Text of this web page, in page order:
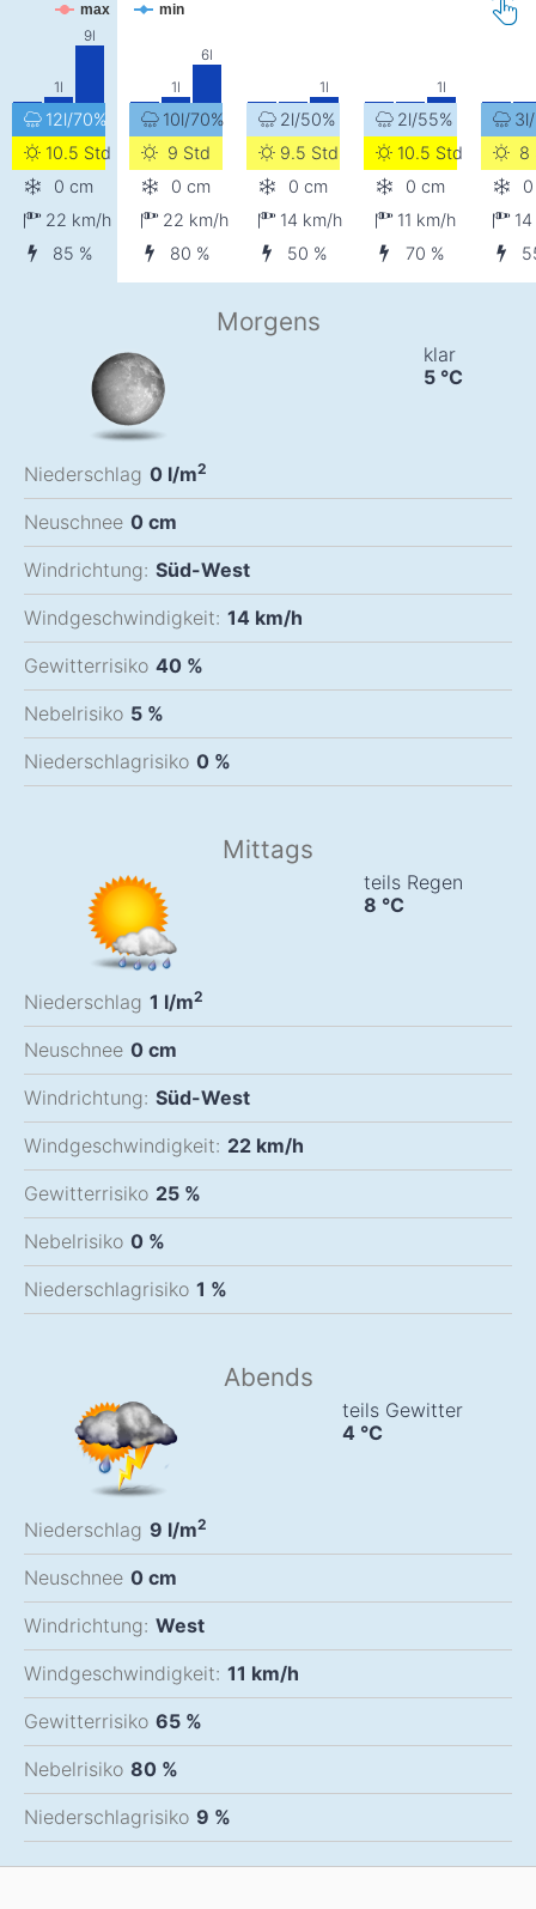
12l/70%
10.5 Std
0 cm
22 km/h
85 %
10l/70%
9 Std
0 cm
22 km/h
80 %
2l/50%
9.5 Std
0 cm
14 km/h
50 %
2l/55%
10.5 Std
0 cm
11 km/h
70 %
8
14
max min
Morgens
klar
5 °C
Niederschlag 0 l/m2
Neuschnee 0 cm
Windrichtung: Süd-West
Windgeschwindigkeit: 14 km/h
Gewitterrisiko 40 %
Nebelrisiko 5 %
Niederschlagrisiko 0 %
Mittags
teils Regen
8 °C
Niederschlag 1 l/m2
Neuschnee 0 cm
Windrichtung: Süd-West
Windgeschwindigkeit: 22 km/h
Gewitterrisiko 25 %
Nebelrisiko 0 %
Niederschlagrisiko 1 %
Abends
teils Gewitter
4 °C
Niederschlag 9 l/m2
Neuschnee 0 cm
Windrichtung: West
Windgeschwindigkeit: 11 km/h
Gewitterrisiko 65 %
Nebelrisiko 80 %
Niederschlagrisiko 9 %